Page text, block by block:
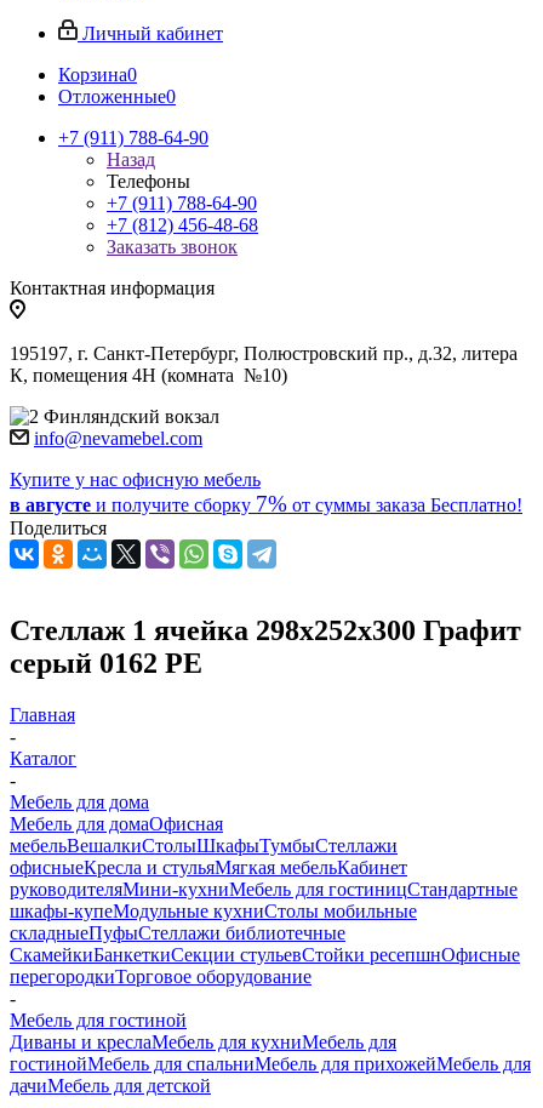
Личный кабинет
Корзина0
Отложенные0
+7 (911) 788-64-90
Назад
Телефоны
+7 (911) 788-64-90
+7 (812) 456-48-68
Заказать звонок
Контактная информация
195197, г. Санкт-Петербург, Полюстровский пр., д.32, литера
К, помещения 4Н (комната №10)
Финляндский вокзал
info@nevamebel.com
Купите у нас офисную мебель
в августе и получите сборку 7% от суммы заказа Бесплатно!
Поделиться
Стеллаж 1 ячейка 298х252х300 Графит
серый 0162 РЕ
Главная
-
Каталог
-
Мебель для дома
Мебель для домаОфисная
мебельВешалкиСтолыШкафыТумбыСтеллажи
офисныеКресла и стульяМягкая мебельКабинет
руководителяМини-кухниМебель для гостиницСтандартные
шкафы-купеМодульные кухниСтолы мобильные
складныеПуфыСтеллажи библиотечные
СкамейкиБанкеткиСекции стульевСтойки ресепшнОфисные
перегородкиТорговое оборудование
-
Мебель для гостиной
Диваны и креслаМебель для кухниМебель для
гостинойМебель для спальниМебель для прихожейМебель для
дачиМебель для детской